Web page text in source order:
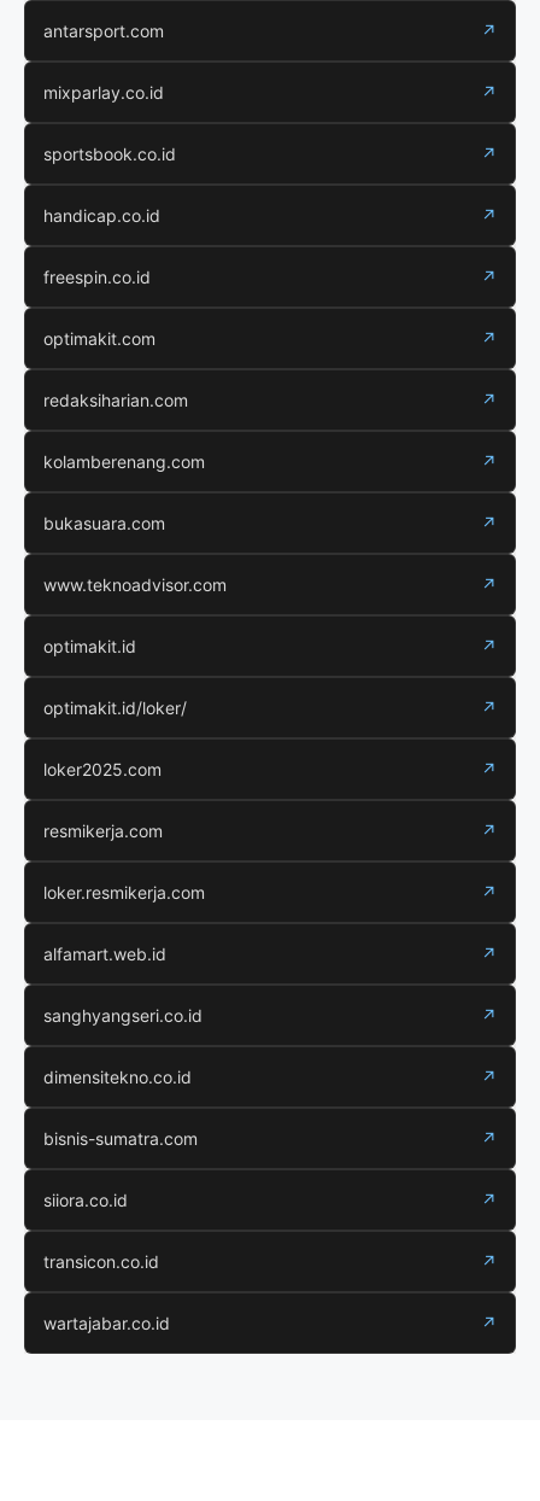
antarsport.com ↗
mixparlay.co.id ↗
sportsbook.co.id ↗
handicap.co.id ↗
freespin.co.id ↗
optimakit.com ↗
redaksiharian.com ↗
kolamberenang.com ↗
bukasuara.com ↗
www.teknoadvisor.com ↗
optimakit.id ↗
optimakit.id/loker/ ↗
loker2025.com ↗
resmikerja.com ↗
loker.resmikerja.com ↗
alfamart.web.id ↗
sanghyangseri.co.id ↗
dimensitekno.co.id ↗
bisnis-sumatra.com ↗
siiora.co.id ↗
transicon.co.id ↗
wartajabar.co.id ↗